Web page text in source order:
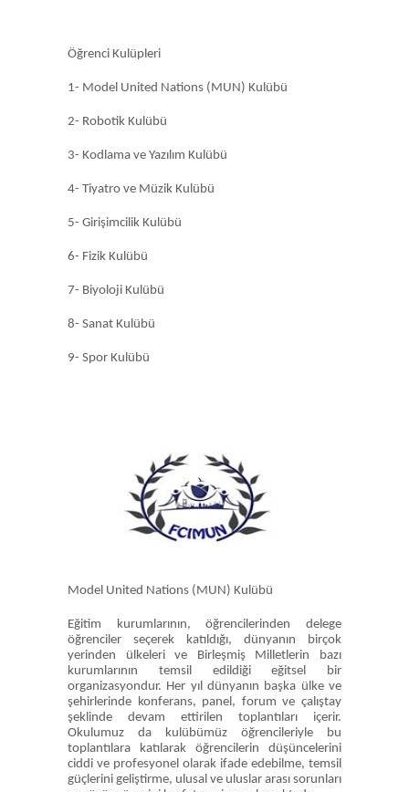
Öğrenci Kulüpleri
1- Model United Nations (MUN) Kulübü
2- Robotik Kulübü
3- Kodlama ve Yazılım Kulübü
4- Tiyatro ve Müzik Kulübü
5- Girişimcilik Kulübü
6- Fizik Kulübü
7- Biyoloji Kulübü
8- Sanat Kulübü
9- Spor Kulübü
Model United Nations (MUN) Kulübü
Eğitim kurumlarının, öğrencilerinden delege
öğrenciler seçerek katıldığı, dünyanın birçok
yerinden ülkeleri ve Birleşmiş Milletlerin bazı
kurumlarının temsil edildiği eğitsel bir
organizasyondur. Her yıl dünyanın başka ülke ve
şehirlerinde konferans, panel, forum ve çalıştay
şeklinde devam ettirilen toplantıları içerir.
Okulumuz da kulübümüz öğrencileriyle bu
toplantılara katılarak öğrencilerin düşüncelerini
ciddi ve profesyonel olarak ifade edebilme, temsil
güçlerini geliştirme, ulusal ve uluslar arası sorunları